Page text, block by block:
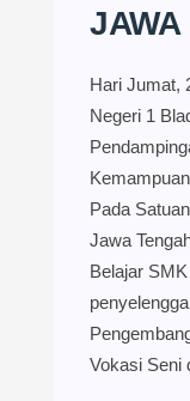
JAWA
Hari Jumat,
Negeri 1
Pada
Jawa
Belajar
Vokasi Seni